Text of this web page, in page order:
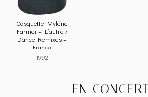
Casquette Mylène
Farmer – L’autre /
Dance Remixes –
France
1992
EN CONCERT